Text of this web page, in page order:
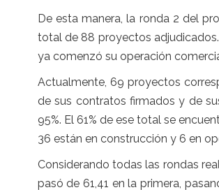
De esta manera, la ronda 2 del
total de 88 proyectos
ya comenzó su operación
Actualmente, 69 proyectos
de sus contratos firmados y de
95%. El 61% de ese total se
36 están en construcción y 6 en
Considerando todas las rondas
pasó de 61,41 en la primera,